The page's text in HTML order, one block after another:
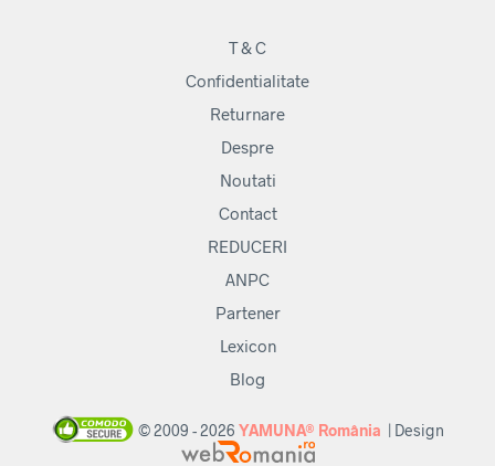
T & C
Confidentialitate
Returnare
Despre
Noutati
Contact
REDUCERI
ANPC
Partener
Lexicon
Blog
© 2009 - 2026 YAMUNA® România | Design